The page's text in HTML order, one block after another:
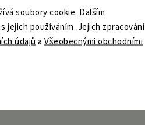
soubory cookie. Dalším
jejich používáním. Jejich zpracování
údajů a Všeobecnými obchodními